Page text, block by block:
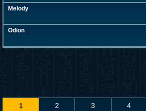
Melody
Odion
1 2 3 4